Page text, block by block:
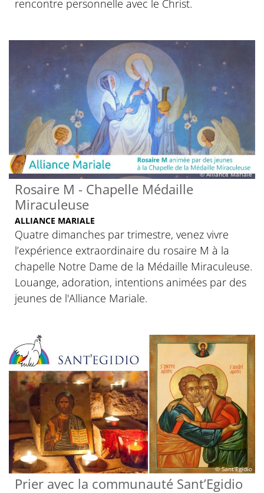
rencontre personnelle avec le Christ.
© Alliance Mariale
Rosaire M - Chapelle Médaille
Miraculeuse
ALLIANCE MARIALE
Quatre dimanches par trimestre, venez vivre
l’expérience extraordinaire du rosaire M à la
chapelle Notre Dame de la Médaille Miraculeuse.
Louange, adoration, intentions animées par des
jeunes de l'Alliance Mariale.
© Sant’Egidio
Prier avec la communauté Sant’Egidio